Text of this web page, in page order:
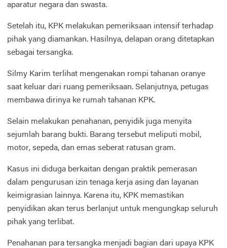
aparatur negara dan swasta.
Setelah itu, KPK melakukan pemeriksaan intensif terhadap
pihak yang diamankan. Hasilnya, delapan orang ditetapkan
sebagai tersangka.
Silmy Karim terlihat mengenakan rompi tahanan oranye
saat keluar dari ruang pemeriksaan. Selanjutnya, petugas
membawa dirinya ke rumah tahanan KPK.
Selain melakukan penahanan, penyidik juga menyita
sejumlah barang bukti. Barang tersebut meliputi mobil,
motor, sepeda, dan emas seberat ratusan gram.
Kasus ini diduga berkaitan dengan praktik pemerasan
dalam pengurusan izin tenaga kerja asing dan layanan
keimigrasian lainnya. Karena itu, KPK memastikan
penyidikan akan terus berlanjut untuk mengungkap seluruh
pihak yang terlibat.
Penahanan para tersangka menjadi bagian dari upaya KPK